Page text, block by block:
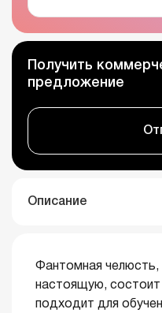
Получить
предложение
Описание
Фантомная
настоящую, состоит
подходит для